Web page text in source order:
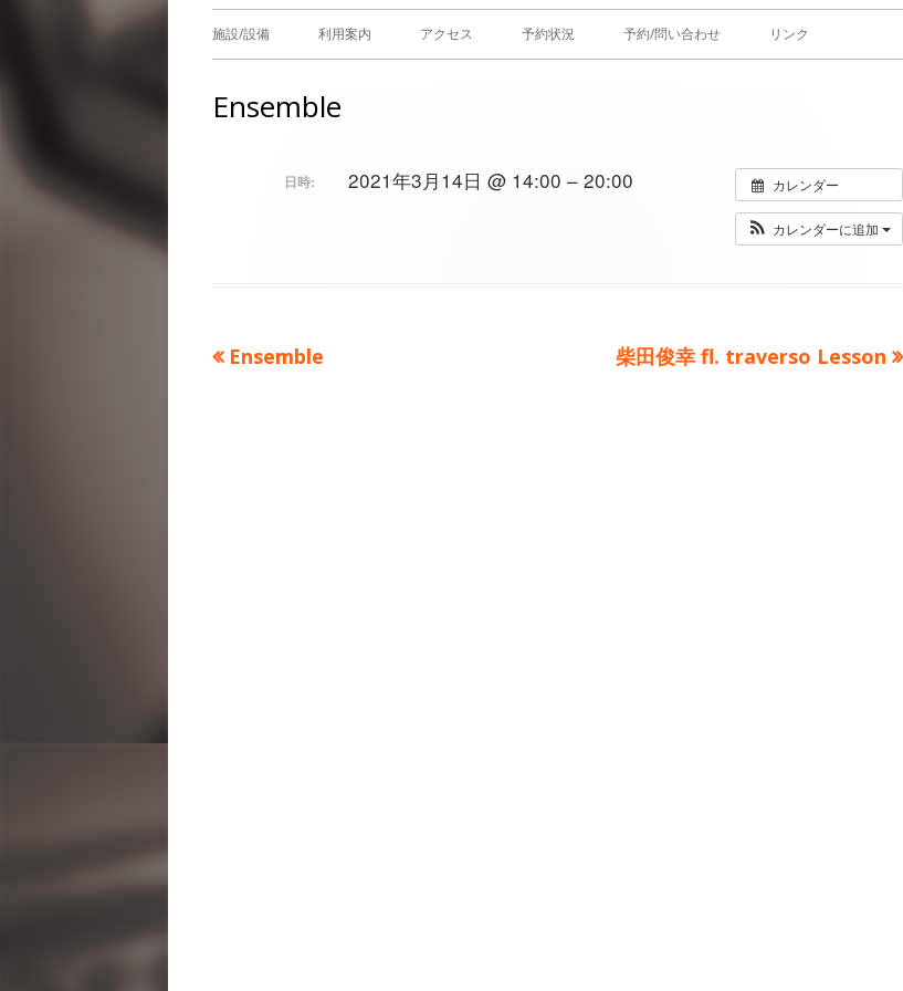
メ
ン
施設/設備 利用案内 アクセス 予約状況 予約/問い合わせ リンク
Ensemble
カレンダー
カレンダーに追加
日時: 2021年3月14日 @ 14:00 – 20:00
投前
Ensemble
次
柴田俊幸 fl. traverso Lesson